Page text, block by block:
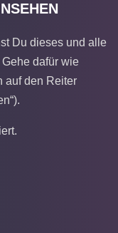
Du dieses und alle
dafür wie
auf den Reiter